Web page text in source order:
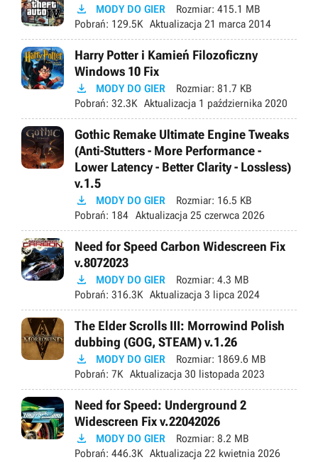
 MODY DO GIER Rozmiar: 415.1 MB
Pobrań: 129.5K Aktualizacja 21 marca 2014
Harry Potter i Kamień Filozoficzny
Windows 10 Fix
 MODY DO GIER Rozmiar: 81.7 KB
Pobrań: 32.3K Aktualizacja 1 października 2020
Gothic Remake Ultimate Engine Tweaks
(Anti-Stutters - More Performance -
Lower Latency - Better Clarity - Lossless)
v.1.5
 MODY DO GIER Rozmiar: 16.5 KB
Pobrań: 184 Aktualizacja 25 czerwca 2026
Need for Speed Carbon Widescreen Fix
v.8072023
 MODY DO GIER Rozmiar: 4.3 MB
Pobrań: 316.3K Aktualizacja 3 lipca 2024
The Elder Scrolls III: Morrowind Polish
dubbing (GOG, STEAM) v.1.26
 MODY DO GIER Rozmiar: 1869.6 MB
Pobrań: 7K Aktualizacja 30 listopada 2023
Need for Speed: Underground 2
Widescreen Fix v.22042026
 MODY DO GIER Rozmiar: 8.2 MB
Pobrań: 446.3K Aktualizacja 22 kwietnia 2026